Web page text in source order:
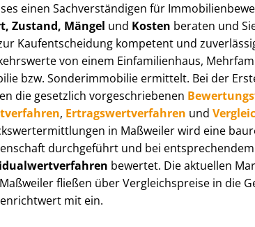
einen Sach­ver­stän­di­gen für
Zustand, Mängel und Kosten beraten und
Kauf­ent­schei­dung kompetent und
von einem Einfamilienhaus,
bzw. Sonderimmobilie ermittelt. Bei der
die gesetzlich vor­ge­schrie­be­nen
, Er­trags­wert­ver­fah­ren und
in Maßweiler wird eine
durchgeführt und bei
bewertet. Die aktuellen
fließen über Ver­gleichs­prei­se in die
mit ein.